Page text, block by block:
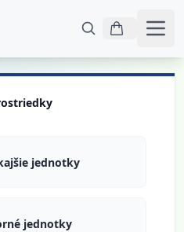
jednotky
jednotky